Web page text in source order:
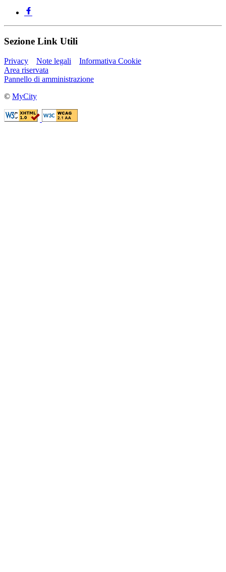
Sezione Link Utili
Privacy Note legali
Informativa Cookie
Area riservata
Pannello di amministrazione
© MyCity